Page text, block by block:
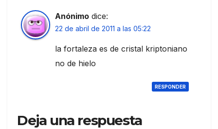
Anónimo dice:
22 de abril de 2011 a las 05:22
la fortaleza es de cristal kriptoniano
no de hielo
RESPONDER
Deja una respuesta